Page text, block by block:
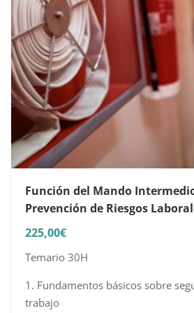
Función del Mando
Prevención de Riesgos
225,00€
Temario 30H
1. Fundamentos básicos sobre
trabajo